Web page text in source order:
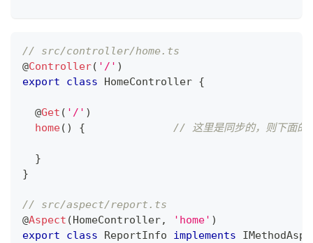
// src/controller/home.ts
@Controller( '/' )
export
class HomeController {
@Get ( '/' )
home( ) { // 这里是同步的，则下面
}
}
// src/aspect/report.ts
@Aspect ( HomeController, 'home' )
export
class ReportInfo implements